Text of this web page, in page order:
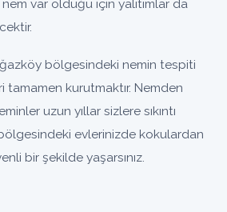
var olduğu için yalıtımlar da
bölgesindeki nemin tespiti
kurutmaktır. Nemden
uzun yıllar sizlere sıkıntı
evlerinizde kokulardan
bir şekilde yaşarsınız.